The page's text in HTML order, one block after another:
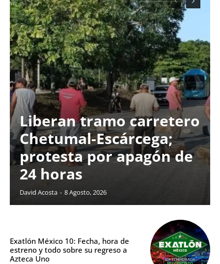
Liberan tramo carretero
Chetumal-Escárcega;
protesta por apagón de
24 horas
David Acosta - 8 Agosto, 2026
Exatlón México 10: Fecha, hora de
estreno y todo sobre su regreso a
Azteca Uno